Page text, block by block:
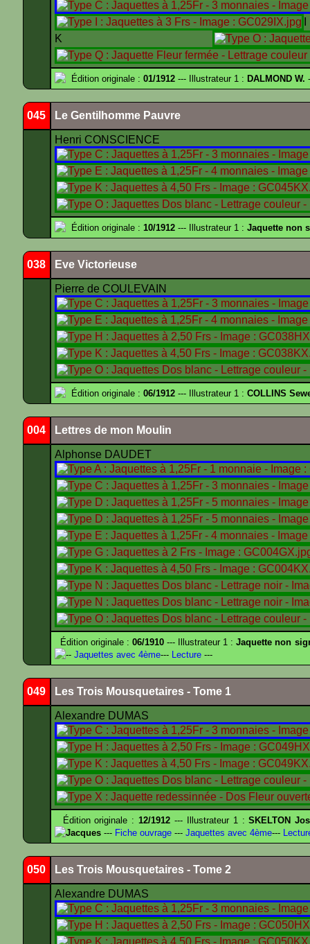
K
Édition originale : 01/1912 --- Illustrateur 1 : DALMOND W.
045 Le Gentilhomme Pauvre
Henri CONSCIENCE
Édition originale : 10/1912 --- Illustrateur 1 : Jaquette non
038 Eve Victorieuse
Pierre de COULEVAIN
Édition originale : 06/1912 --- Illustrateur 1 : COLLINS
004 Lettres de mon Moulin
Alphonse DAUDET
Édition originale :06/1910 --- Illustrateur 1 :Jaquette non
-- Jaquettes avec 4ème--- Lecture ---
049 Les Trois Mousquetaires - Tome 1
Alexandre DUMAS
Édition originale :12/1912 --- Illustrateur 1 :SKELTON
Jacques --- Fiche ouvrage --- Jaquettes avec 4ème---
050 Les Trois Mousquetaires - Tome 2
Alexandre DUMAS